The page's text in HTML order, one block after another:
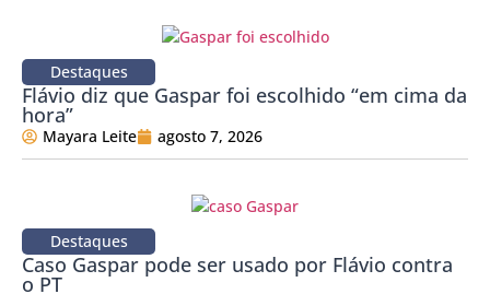
Destaques
Flávio diz que Gaspar foi escolhido “em cima da
hora”
Mayara Leite agosto 7, 2026
Destaques
Caso Gaspar pode ser usado por Flávio contra
o PT